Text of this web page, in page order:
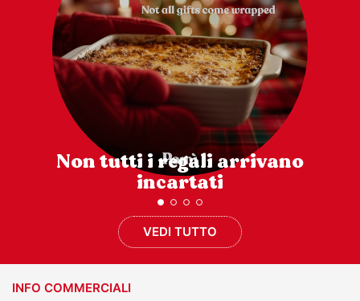
Non tutti i regali arrivano
incartati
VEDI TUTTO
INFO COMMERCIALI